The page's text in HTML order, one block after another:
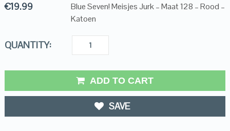
€19.99
Blue Seven! Meisjes Jurk – Maat 128 – Rood –
Katoen
QUANTITY:
ADD TO CART
SAVE